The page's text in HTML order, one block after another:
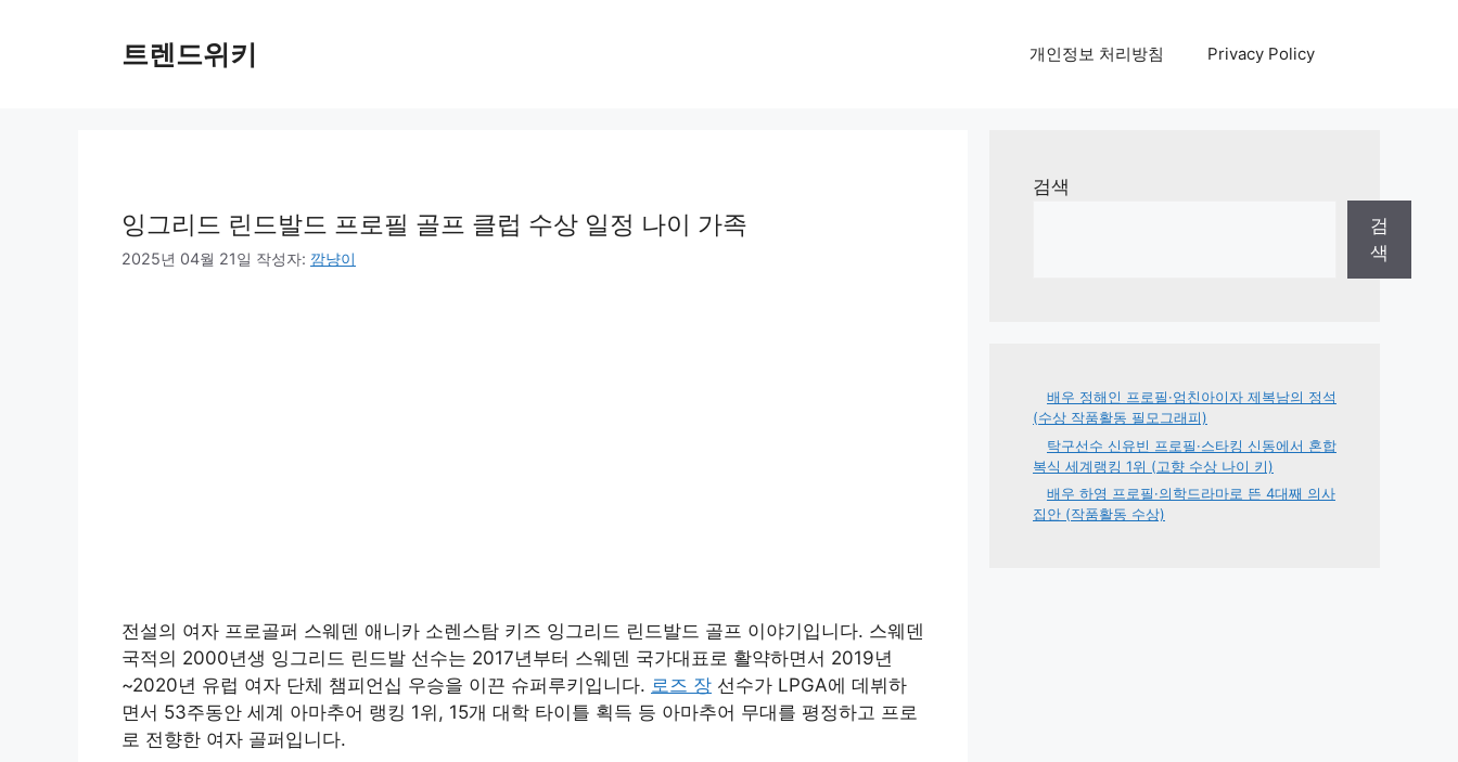
트렌드위키 개인정보 처리방침 Privacy Policy
잉그리드 린드발드 프로필 골프 클럽 수상 일정 나이 가족
2025년 04월 21일 작성자: 깜냥이
전설의 여자 프로골퍼 스웨덴 애니카 소렌스탐 키즈 잉그리드 린드발드 골프 이야기입니다. 스웨덴
국적의 2000년생 잉그리드 린드발 선수는 2017년부터 스웨덴 국가대표로 활약하면서 2019년
~2020년 유럽 여자 단체 챔피언십 우승을 이끈 슈퍼루키입니다. 로즈 장 선수가 LPGA에 데뷔하
면서 53주동안 세계 아마추어 랭킹 1위, 15개 대학 타이틀 획득 등 아마추어 무대를 평정하고 프로
로 전향한 여자 골퍼입니다.
검색
검
색
배우 정해인 프로필·엄친아이자 제복남의 정석
(수상 작품활동 필모그래피)
탁구선수 신유빈 프로필·스타킹 신동에서 혼합
복식 세계랭킹 1위 (고향 수상 나이 키)
배우 하영 프로필·의학드라마로 뜬 4대째 의사
집안 (작품활동 수상)